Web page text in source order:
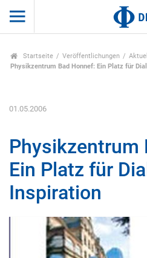
Startseite Veröffentlichungen
Physikzentrum Bad Honnef: Ein Platz für
01.05.2006
Physikzentrum
Ein Platz für
Inspiration